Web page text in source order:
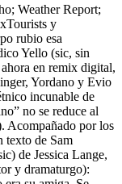
Weather Report;
y
rubio esa
Yello (sic, sin
en remix digital,
Yordano y Evio
incunable de
no se reduce al
Acompañado por los
texto de Sam
de Jessica Lange,
y dramaturgo):